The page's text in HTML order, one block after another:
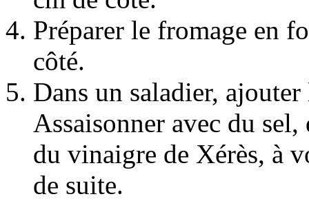
Préparer le fromage en
côté.
Dans un saladier,
Assaisonner avec du
du vinaigre de Xérès, à
de suite.